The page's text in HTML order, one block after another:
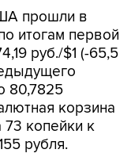
прошли в
итогам первой
руб./$1 (-65,5
80,7825
корзина
73 копейки к
рубля.